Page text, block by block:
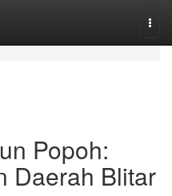
Popoh:
Daerah Blitar